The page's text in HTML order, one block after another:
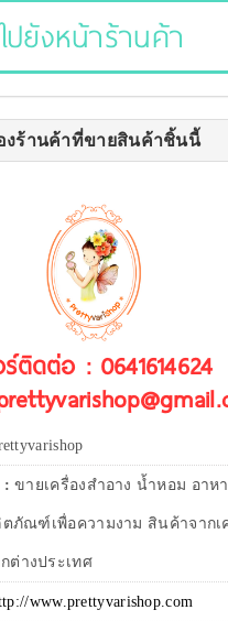
ไปยังหน้าร้านค้า
งร้านค้าที่ขายสินค้าชิ้นนี้
ร์ติดต่อ : 0641614624
:ขายเครื่องสำอาง น้ำหอม อาห
ภัณฑ์เพื่อความงาม สินค้าจากเ
ต่างประเทศ
www.prettyvarishop.com